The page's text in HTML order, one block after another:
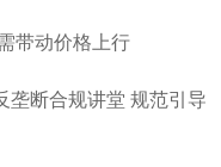
带动价格上行
垄断合规讲堂 规范引导